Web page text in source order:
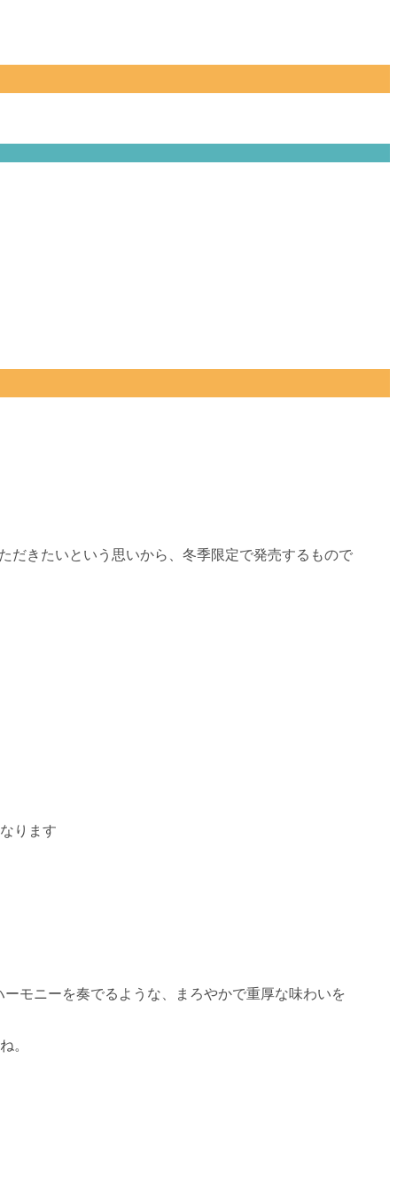
だきたいという思いから、冬季限定で発売するもので
ります
モニーを奏でるような、まろやかで重厚な味わいを
。